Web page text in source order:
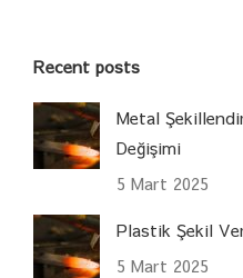
Recent posts
Metal
Değişimi
5 Mart 2025
Plastik Şekil
5 Mart 2025